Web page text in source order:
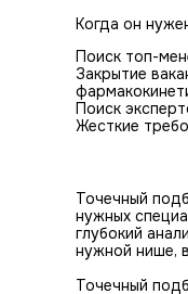
Когда он
Поиск топ-
Закрытие
Поиск
Жесткие
Точечный
нужных
глубокий
нужной нише,
Точечный